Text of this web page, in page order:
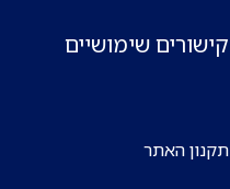
קישורים שימושיים
תקנון האתר